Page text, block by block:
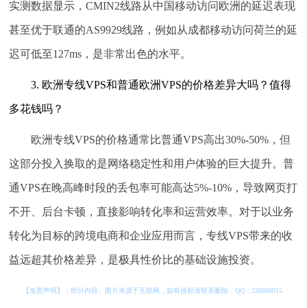
实测数据显示，CMIN2线路从中国移动访问欧洲的延迟表现
甚至优于联通的AS9929线路，例如从成都移动访问荷兰的延
迟可低至127ms，是非常出色的水平。
3. 欧洲专线VPS和普通欧洲VPS的价格差异大吗？值得
多花钱吗？
欧洲专线VPS的价格通常比普通VPS高出30%-50%，但
这部分投入换取的是网络稳定性和用户体验的巨大提升。普
通VPS在晚高峰时段的丢包率可能高达5%-10%，导致网页打
不开、后台卡顿，直接影响转化率和运营效率。对于以业务
转化为目标的跨境电商和企业应用而言，专线VPS带来的收
益远超其价格差异，是极具性价比的基础设施投资。
【免责声明】：部分内容、图片来源于互联网，如有侵权请联系删除，QQ：228866015